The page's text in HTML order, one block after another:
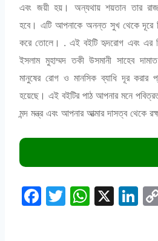
এবং জয়ী হয়। অন্যথায় শয়তান তার
হবে। এটি আপনাকে অনন্ত সুখ থেকে দূরে
করে তোলে। . এই বইটি হৃদরোগ এবং এর
ইসলাম মুহাম্মদ তকী উসমানী সাহেব
মানুষের রোগ ও মানসিক ব্যাধি দূর করার
হয়েছে। এই বইটির পাঠ আপনার মনে
মন্দ মন্ত্র এবং আপনার আত্মার দাসত্ব থেকে
F
T
W X
Li